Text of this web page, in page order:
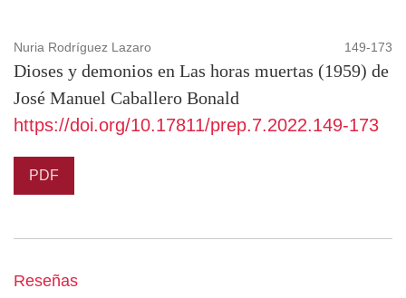
Nuria Rodríguez Lazaro 149-173
Dioses y demonios en Las horas muertas (1959) de
José Manuel Caballero Bonald
https://doi.org/10.17811/prep.7.2022.149-173
PDF
Reseñas